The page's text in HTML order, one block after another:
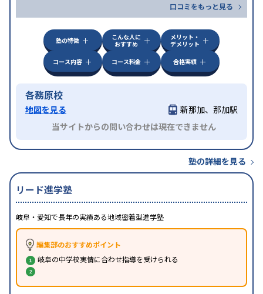
口コミをもっと見る
塾の特徴
こんな人に
おすすめ
メリット・
デメリット
コース内容
コース料金 合格実績
各務原校
地図を見る
新那加、那加駅
当サイトからの問い合わせは現在できません
塾の詳細を見る
リード進学塾
岐阜・愛知で長年の実績ある地域密着型進学塾
編集部のおすすめポイント
岐阜の中学校実情に合わせ指導を受けられる